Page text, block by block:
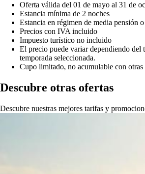
Oferta válida del 01 de mayo al 31 de
Estancia mínima de 2 noches
Estancia en régimen de media pensión
Precios con IVA incluido
Impuesto turístico no incluido
El precio puede variar dependiendo del
temporada seleccionada.
Cupo limitado, no acumulable con
Descubre otras ofertas
Descubre nuestras mejores tarifas y